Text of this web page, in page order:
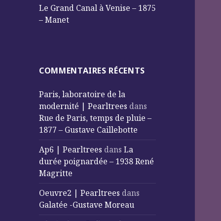
Le Grand Canal à Venise – 1875
– Manet
COMMENTAIRES RÉCENTS
Paris, laboratoire de la
modernité | Pearltrees dans
Rue de Paris, temps de pluie –
1877 – Gustave Caillebotte
Ap6 | Pearltrees dansLa
durée poignardée – 1938 René
Magritte
Oeuvre2 | Pearltrees dans
Galatée -Gustave Moreau